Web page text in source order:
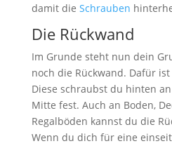
damit die Schrauben
Die Rückwand
Im Grunde steht nun dein
noch die Rückwand. Dafür
Diese schraubst du hinten
Mitte fest. Auch an Boden,
Regalböden kannst du die
Wenn du dich für eine